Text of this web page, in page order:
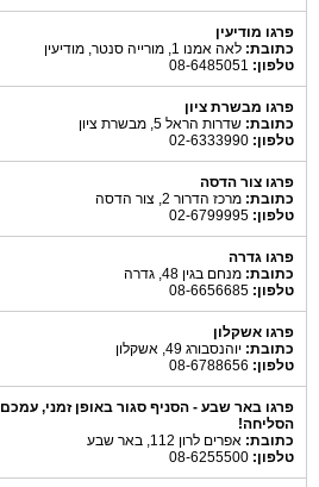
פרגו מודיעין
כתובת: לאה אמנו 1, מורייה סנטר, מודיעין
טלפון:
פרגו מבשרת ציון
כתובת: שדרות הראל 5, מבשרת ציון
טלפון:
פרגו צור הדסה
כתובת: מרכז הדרור 2, צור הדסה
טלפון:
פרגו גדרה
כתובת: מנחם בגין 48, גדרה
טלפון:
פרגו אשקלון
כתובת: יוהנסבורג 49, אשקלון
טלפון:
פרגו באר שבע - הסניף סגור באופן זמני, עמכם
הסליחה!
כתובת: אפרים לרון 112, באר שבע
טלפון: